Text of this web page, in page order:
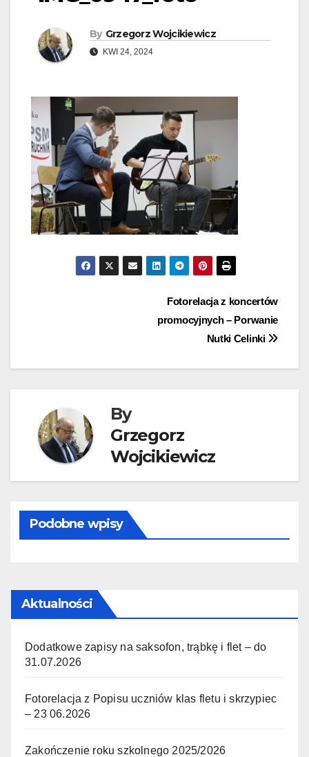
By Grzegorz Wojcikiewicz
KWI 24, 2024
Fotorelacja z koncertów
promocyjnych – Porwanie
Nutki Celinki
By
Grzegorz
Wojcikiewicz
Podobne wpisy
Aktualności
Dodatkowe zapisy na saksofon, trąbkę i flet – do
31.07.2026
Fotorelacja z Popisu uczniów klas fletu i skrzypiec
– 23 06.2026
Zakończenie roku szkolnego 2025/2026